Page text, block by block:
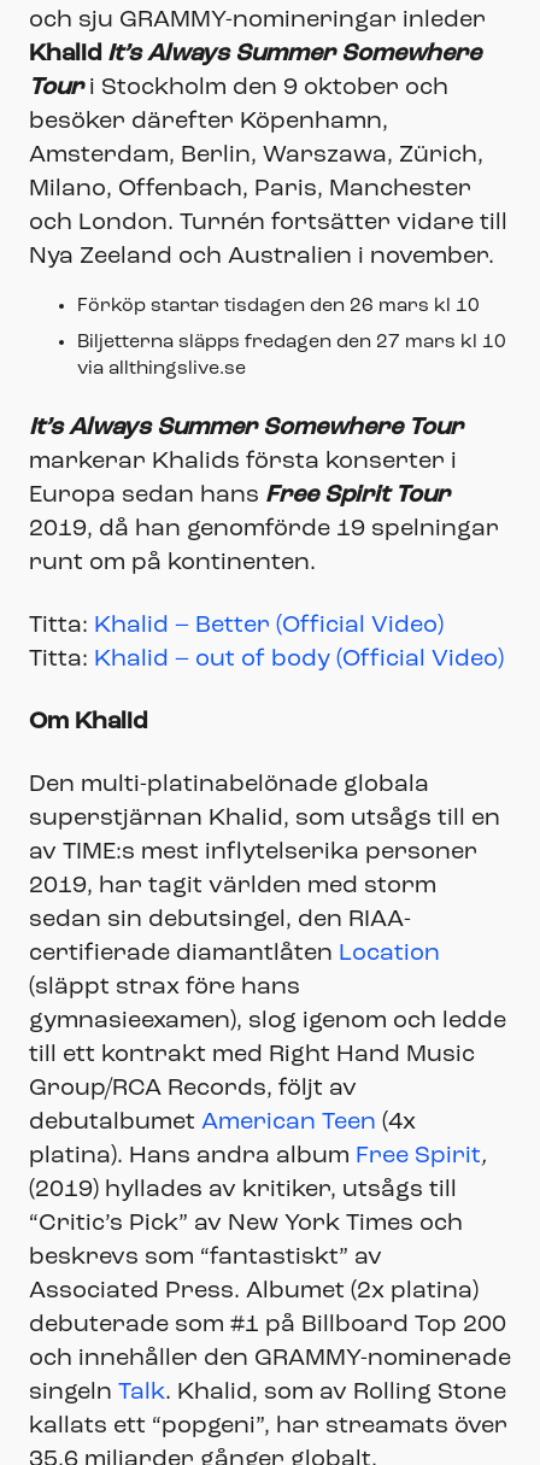
och sju GRAMMY-nomineringar inleder
Khalid It’s Always Summer Somewhere
Touri Stockholm den 9 oktober och
besöker därefter Köpenhamn,
Amsterdam, Berlin, Warszawa, Zürich,
Milano, Offenbach, Paris, Manchester
och London. Turnén fortsätter vidare till
Nya Zeeland och Australien i november.
Förköp startar tisdagen den 26 mars kl 10
Biljetterna släpps fredagen den 27 mars kl 10
via allthingslive.se
It’s Always Summer Somewhere Tour
markerar Khalids första konserter i
Europa sedan hans Free Spirit Tour
2019, då han genomförde 19 spelningar
runt om på kontinenten.
Titta: Khalid – Better (Official Video)
Titta: Khalid – out of body (Official Video)
Om Khalid
Den multi-platinabelönade globala
superstjärnan Khalid, som utsågs till en
av TIME:s mest inflytelserika personer
2019, har tagit världen med storm
sedan sin debutsingel, den RIAA-
certifierade diamantlåten Location
(släppt strax före hans
gymnasieexamen), slog igenom och ledde
till ett kontrakt med Right Hand Music
Group/RCA Records, följt av
debutalbumet American Teen (4x
platina). Hans andra album Free Spirit,
(2019) hyllades av kritiker, utsågs till
“Critic’s Pick” av New York Times och
beskrevs som “fantastiskt” av
Associated Press. Albumet (2x platina)
debuterade som #1 på Billboard Top 200
och innehåller den GRAMMY-nominerade
singeln Talk. Khalid, som av Rolling Stone
kallats ett “popgeni”, har streamats över
35,6 miljarder gånger globalt,